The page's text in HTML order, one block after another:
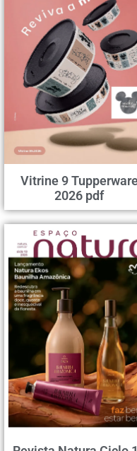
Vitrine 9
2026 pdf